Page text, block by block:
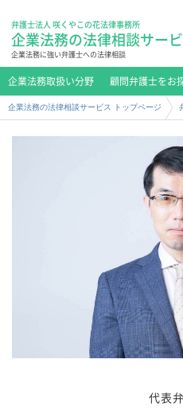
弁護士法人 咲くやこの花法律事務所
企業法務の法律相談サー
企業法務に強い弁護士への法律相談
企業法務取扱い分野 顧問弁護士をお
企業法務の法律相談サービス トップページ
代表